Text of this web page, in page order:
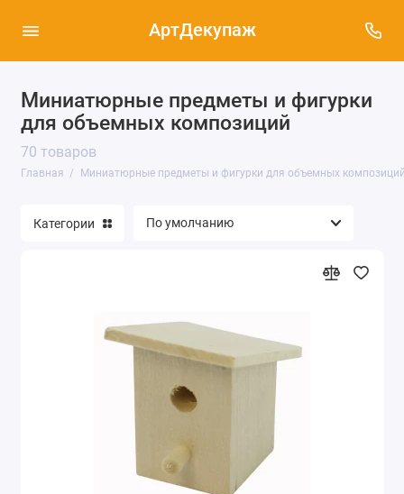
АртДекупаж
Миниатюрные предметы и фигурки
для объемных композиций
70 товаров
Главная Миниатюрные предметы и фигурки для объемных
Категории